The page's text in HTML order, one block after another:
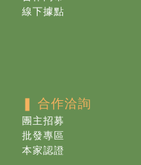
線下據點
❚ 合作洽詢
團主招募
批發專區
本家認證